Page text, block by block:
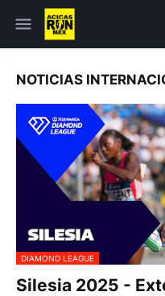
NOTICIAS
DIAMOND LEAGUE
Silesia 2025 -